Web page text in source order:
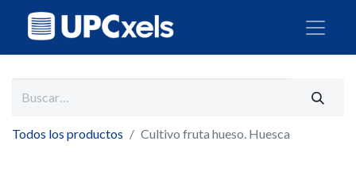
Todos los productos Cultivo fruta hueso. Huesca